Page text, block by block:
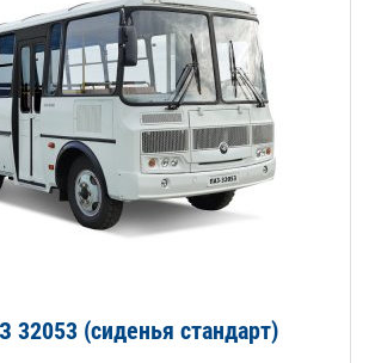
32053 (сиденья стандарт)